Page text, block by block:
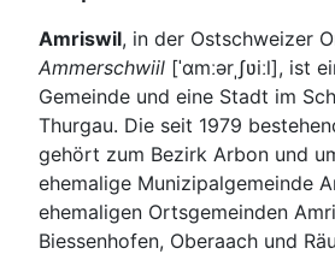
Amriswil, in der Ostschweizer
Ammerschwiil [ˈɑmːərˌʃʋiːl], ist
Gemeinde und eine Stadt im
Thurgau. Die seit 1979
gehört zum Bezirk Arbon und
ehemalige Munizipalgemeinde
ehemaligen Ortsgemeinden
Biessenhofen, Oberaach und